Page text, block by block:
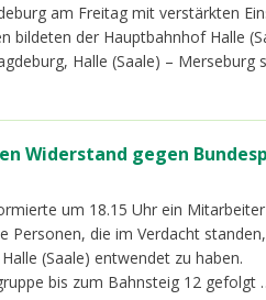
am Freitag mit verstärkten
bildeten der Hauptbahnhof Halle
Halle (Saale) – Merseburg
Widerstand gegen
um 18.15 Uhr ein
Personen, die im Verdacht
(Saale) entwendet zu haben.
bis zum Bahnsteig 12 gefolgt